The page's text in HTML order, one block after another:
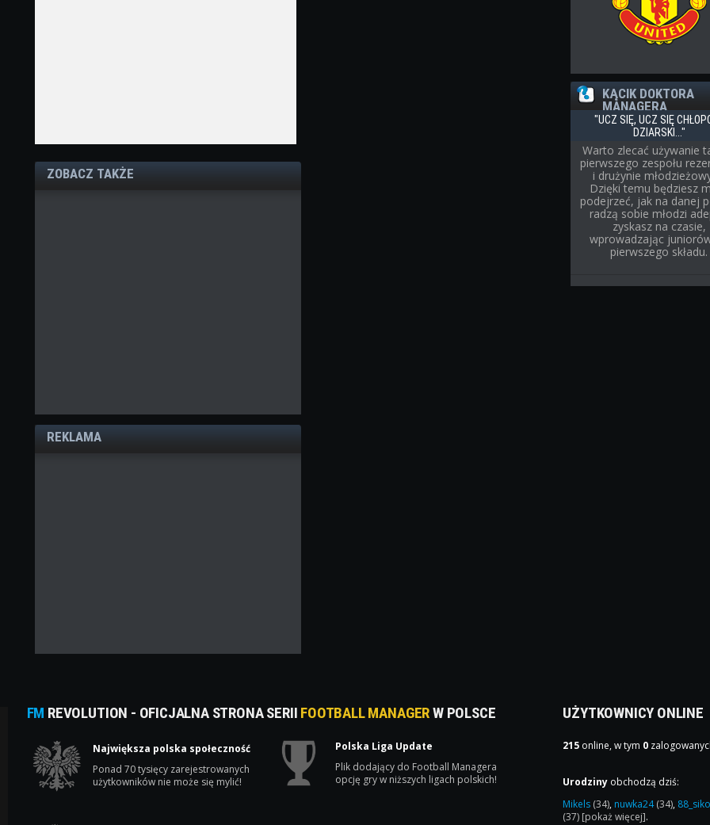
ZOBACZ TAKŻE
REKLAMA
KĄCIK DOKTORA
MANAGERA
"UCZ SIĘ, UCZ SIĘ
DZIARSKI..."
Warto zlecać używanie
pierwszego zespołu
i drużynie
Dzięki temu będziesz
podejrzeć, jak na danej
radzą sobie młodzi
zyskasz na czasie,
wprowadzając
pierwszego składu.
FM REVOLUTION - OFICJALNA STRONA SERII FOOTBALL MANAGERW POLSCE
Największa polska społeczność
Ponad 70 tysięcy zarejestrowanych
użytkowników nie może się mylić!
Polska Liga Update
Plik dodający do Football Managera
opcję gry w niższych ligach polskich!
UŻYTKOWNICY ONLINE
215 online, w tym 0
Urodziny obchodzą dziś:
Mikels (34), nuwka24(34),
(37) [pokaż więcej].